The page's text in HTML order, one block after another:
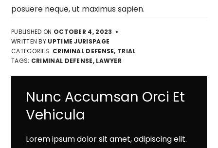
posuere neque, ut maximus sapien.
PUBLISHED ON OCTOBER 4, 2023
WRITTEN BY UPTIME JURISPAGE
CATEGORIES: CRIMINAL DEFENSE, TRIAL
TAGS: CRIMINAL DEFENSE, LAWYER
Nunc Accumsan Orci Et
Vehicula
Lorem ipsum dolor sit amet, adipiscing elit.